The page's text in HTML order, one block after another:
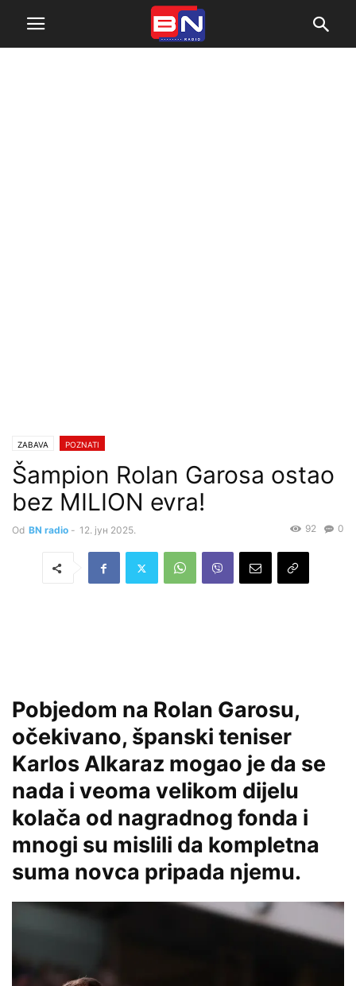
ZABAVA POZNATI
Šampion Rolan Garosa ostao
bez MILION evra!
Od BN radio - 12. јун 2025. 0
92
Pobjedom na Rolan Garosu,
očekivano, španski teniser
Karlos Alkaraz mogao je da se
nada i veoma velikom dijelu
kolača od nagradnog fonda i
mnogi su mislili da kompletna
suma novca pripada njemu.